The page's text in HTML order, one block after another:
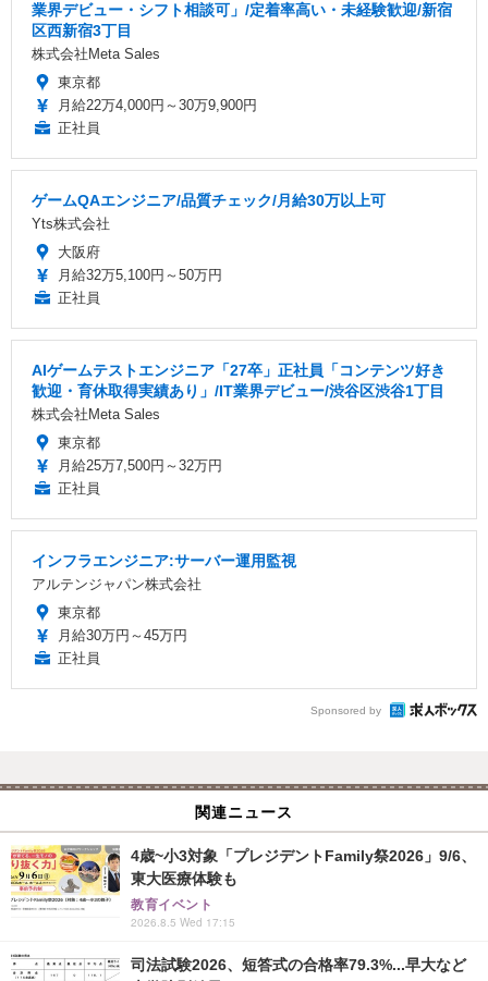
業界デビュー・シフト相談可」/定着率高い・未経験歓迎/新宿
区西新宿3丁目
株式会社Meta Sales
東京都
月給22万4,000円～30万9,900円
正社員
ゲームQAエンジニア/品質チェック/月給30万以上可
Yts株式会社
大阪府
月給32万5,100円～50万円
正社員
AIゲームテストエンジニア「27卒」正社員「コンテンツ好き
歓迎・育休取得実績あり」/IT業界デビュー/渋谷区渋谷1丁目
株式会社Meta Sales
東京都
月給25万7,500円～32万円
正社員
インフラエンジニア:サーバー運用監視
アルテンジャパン株式会社
東京都
月給30万円～45万円
正社員
Sponsored by
関連ニュース
4歳~小3対象「プレジデントFamily祭2026」9/6、
東大医療体験も
教育イベント
2026.8.5 Wed 17:15
司法試験2026、短答式の合格率79.3%...早大など